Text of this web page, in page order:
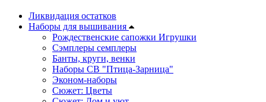
Ликвидация остатков
Наборы для вышивания
Рождественские сапожки Игрушки
Сэмплеры семплеры
Банты, круги, венки
Наборы СВ "Птица-Зарница"
Эконом-наборы
Сюжет: Цветы